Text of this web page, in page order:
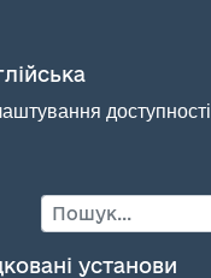
доступності
установи